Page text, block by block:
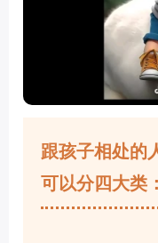
跟孩子相处的
可以分四大类：